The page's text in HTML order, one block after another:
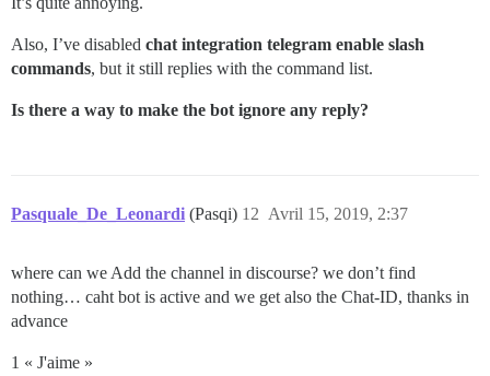
Also, I’ve disabled chat integration telegram enable slash
commands, but it still replies with the command list.
Is there a way to make the bot ignore any reply?
Pasquale_De_Leonardi (Pasqi) Avril 15, 2019, 2:37
12
where can we Add the channel in discourse? we don’t find
nothing… caht bot is active and we get also the Chat-ID, thanks in
advance
1 « J'aime »